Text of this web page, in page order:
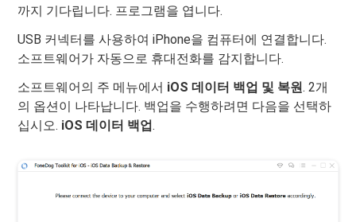
까지 기다립니다. 프로그램을 엽니다.
USB 커넥터를 사용하여 iPhone을 컴퓨터에 연결합니다.
소프트웨어가 자동으로 휴대전화를 감지합니다.
소프트웨어의 주 메뉴에서 iOS 데이터 백업 및 복원. 2개
의 옵션이 나타납니다. 백업을 수행하려면 다음을 선택하
십시오. iOS 데이터 백업.